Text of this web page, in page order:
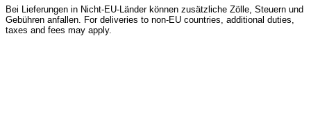
Bei Lieferungen in Nicht-EU-Länder können zusätzliche Zölle, Steuern und
Gebühren anfallen. For deliveries to non-EU countries, additional duties,
taxes and fees may apply.